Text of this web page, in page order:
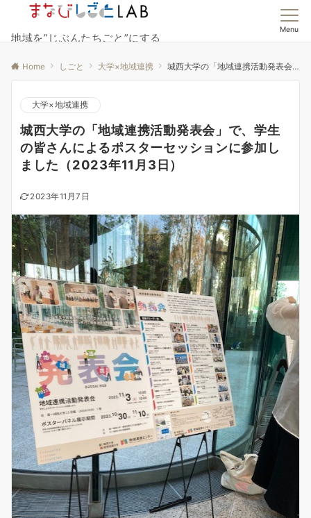
地域を”じぶんたちごと”にする
Menu
Home しごと 大学×地域連携 城西大学の「地域連携活動発表会」で、学生の皆さんによるポスターセッションに参加しました（2023年11月3日）
大学×地域連携
城西大学の「地域連携活動発表会」で、学生
の皆さんによるポスターセッションに参加し
ました（2023年11月3日）
2023年11月7日